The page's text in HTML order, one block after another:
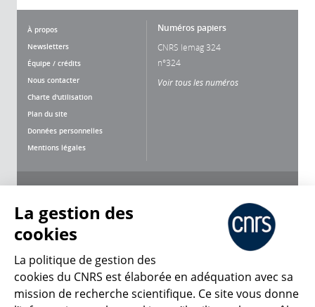
À propos
Newsletters
Équipe / crédits
Nous contacter
Charte d'utilisation
Plan du site
Données personnelles
Mentions légales
Numéros papiers
CNRS lemag 324
n°324
Voir tous les numéros
CNRS Le Mag
La gestion des
cookies
La politique de gestion des
cookies du CNRS est élaborée en adéquation avec sa
mission de recherche scientifique. Ce site vous donne